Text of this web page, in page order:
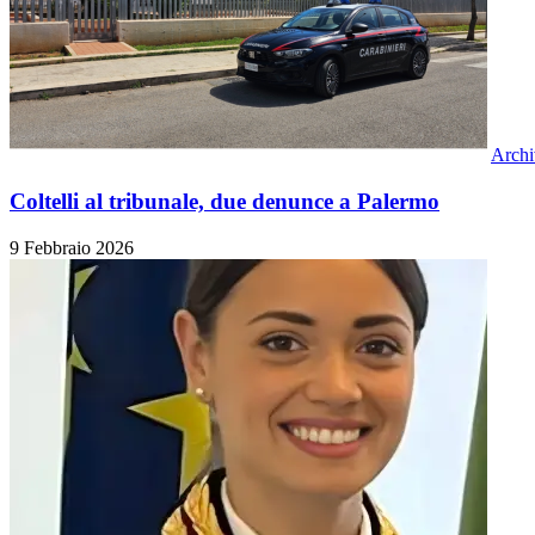
Coltelli al tribunale, due denunce a Palermo
9 Febbraio 2026